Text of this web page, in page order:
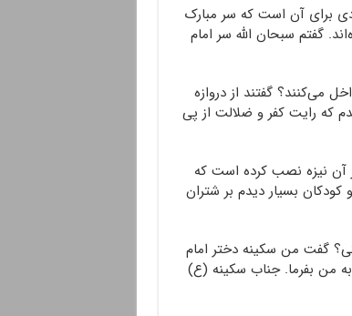
برای آن است که سر مبارک
گفتم سبحان الله سر امام
می‌کنند؟ گفتند از دروازه
که رایت کفر و ضلالت از پی
آن نیزه نصب کرده‌ است که
بسیار دیدم بر شتران
گفت من سکینه دختر امام
من بفرما. جناب سکینه (ع)